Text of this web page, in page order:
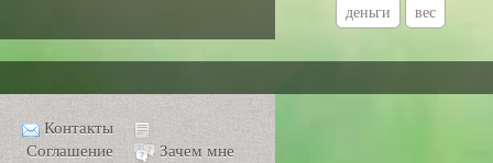
деньги вес
Контакты
Соглашение
Зачем мне